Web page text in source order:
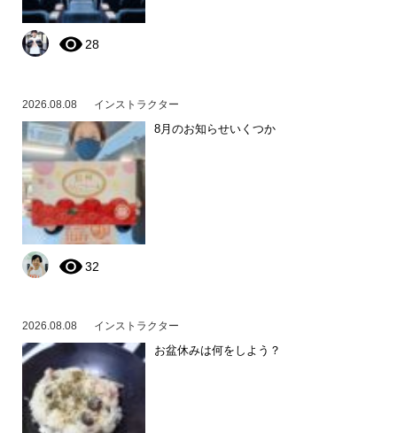
28
2026.08.08 インストラクター
8月のお知らせいくつか
32
2026.08.08 インストラクター
お盆休みは何をしよう？